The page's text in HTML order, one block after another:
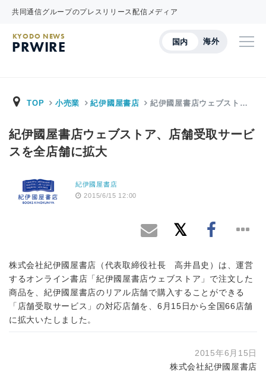
共同通信グループのプレスリリース配信メディア
国内 海外
KYODO NEWS
PRWIRE
TOP 小売業 紀伊國屋書店 紀伊國屋書店ウェブスト…
紀伊國屋書店ウェブストア、店舗受取サービ
スを全店舗に拡大
紀伊國屋書店
2015/6/15 12:00
株式会社紀伊國屋書店（代表取締役社長 高井昌史）は、運営
するオンライン書店「紀伊國屋書店ウェブストア」で注文した
商品を、紀伊國屋書店のリアル店舗で購入することができる
「店舗受取サービス」の対応店舗を、6月15日から全国66店舗
に拡大いたしました。
2015年6月15日
株式会社紀伊國屋書店